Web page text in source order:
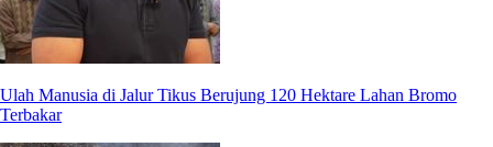
Ulah Manusia di Jalur Tikus Berujung 120 Hektare Lahan Bromo
Terbakar